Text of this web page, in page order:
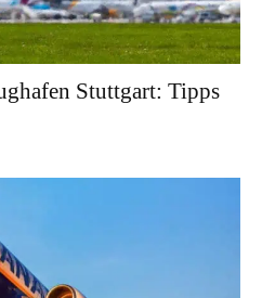
Stuttgart: Tipps